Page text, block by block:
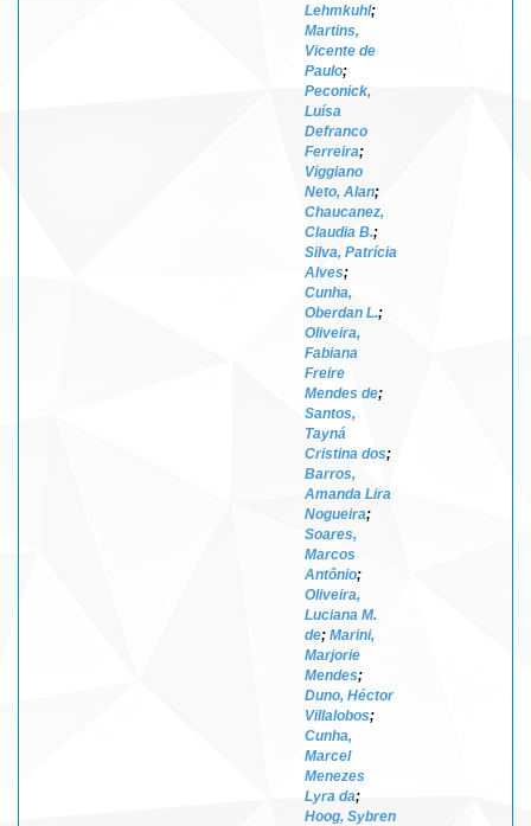
Lehmkuhl;
Martins,
Vicente de
Paulo;
Peconick,
Luísa
Defranco
Ferreira;
Viggiano
Neto, Alan;
Chaucanez,
Claudia B.;
Silva, Patrícia
Alves;
Cunha,
Oberdan L.;
Oliveira,
Fabiana
Freire
Mendes de;
Santos,
Tayná
Cristina dos;
Barros,
Amanda Lira
Nogueira;
Soares,
Marcos
Antônio;
Oliveira,
Luciana M.
de; Marini,
Marjorie
Mendes;
Duno, Héctor
Villalobos;
Cunha,
Marcel
Menezes
Lyra da;
Hoog, Sybren